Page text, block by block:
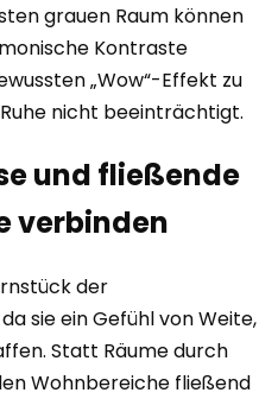
grauen Raum können
Kontraste
„Wow“-Effekt zu
nicht beeinträchtigt.
und fließende
verbinden
der
sie ein Gefühl von Weite,
Statt Räume durch
Wohnbereiche fließend